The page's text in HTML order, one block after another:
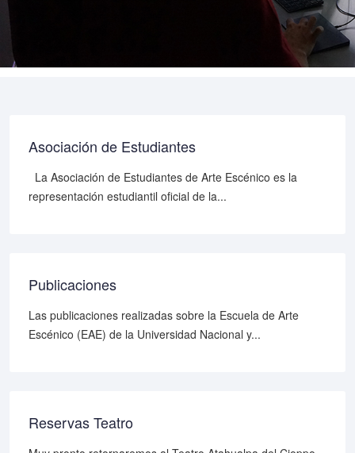
Asociación de Estudiantes
La Asociación de Estudiantes de Arte Escénico es la
representación estudiantil oficial de la...
Publicaciones
Las publicaciones realizadas sobre la Escuela de Arte
Escénico (EAE) de la Universidad Nacional y...
Reservas Teatro